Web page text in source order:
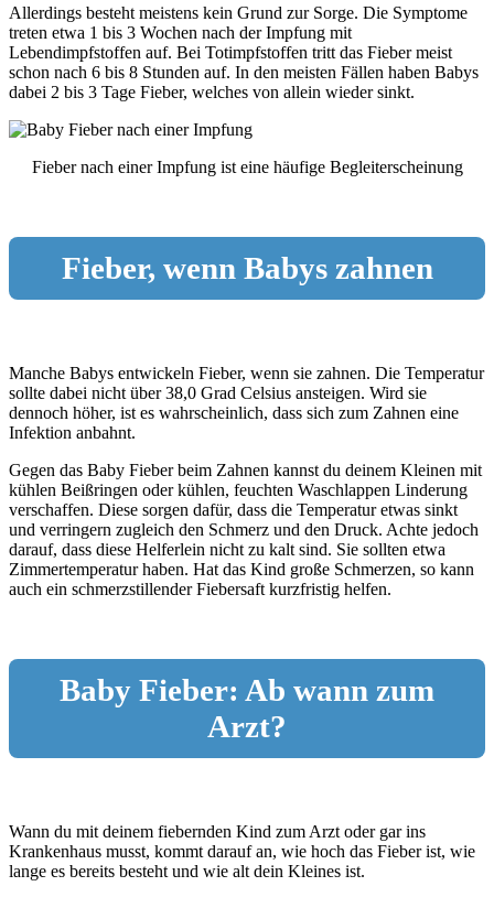
Allerdings besteht meistens kein Grund zur Sorge. Die Symptome
treten etwa 1 bis 3 Wochen nach der Impfung mit
Lebendimpfstoffen auf. Bei Totimpfstoffen tritt das Fieber meist
schon nach 6 bis 8 Stunden auf. In den meisten Fällen haben Babys
dabei 2 bis 3 Tage Fieber, welches von allein wieder sinkt.
Fieber nach einer Impfung ist eine häufige Begleiterscheinung
Fieber, wenn Babys zahnen
Manche Babys entwickeln Fieber, wenn sie zahnen. Die Temperatur
sollte dabei nicht über 38,0 Grad Celsius ansteigen. Wird sie
dennoch höher, ist es wahrscheinlich, dass sich zum Zahnen eine
Infektion anbahnt.
Gegen das Baby Fieber beim Zahnen kannst du deinem Kleinen mit
kühlen Beißringen oder kühlen, feuchten Waschlappen Linderung
verschaffen. Diese sorgen dafür, dass die Temperatur etwas sinkt
und verringern zugleich den Schmerz und den Druck. Achte jedoch
darauf, dass diese Helferlein nicht zu kalt sind. Sie sollten etwa
Zimmertemperatur haben. Hat das Kind große Schmerzen, so kann
auch ein schmerzstillender Fiebersaft kurzfristig helfen.
Baby Fieber: Ab wann zum
Arzt?
Wann du mit deinem fiebernden Kind zum Arzt oder gar ins
Krankenhaus musst, kommt darauf an, wie hoch das Fieber ist, wie
lange es bereits besteht und wie alt dein Kleines ist.